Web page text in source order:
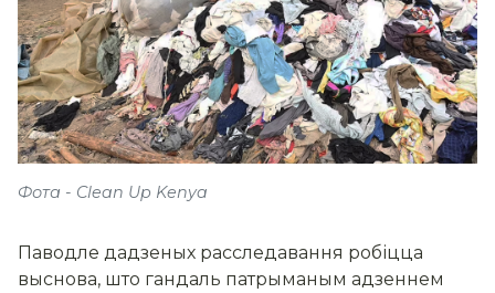
Фота - Clean Up Kenya
Паводле дадзеных расследавання робіцца
выснова, што гандаль патрыманым адзеннем